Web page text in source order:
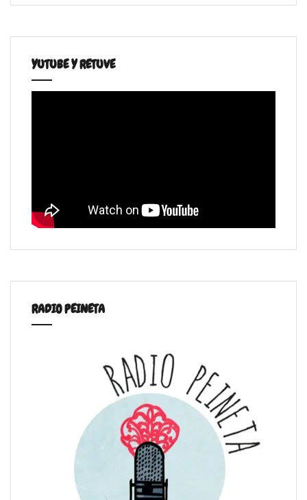
YUTUBE Y RETUVE
RADIO PEINETA